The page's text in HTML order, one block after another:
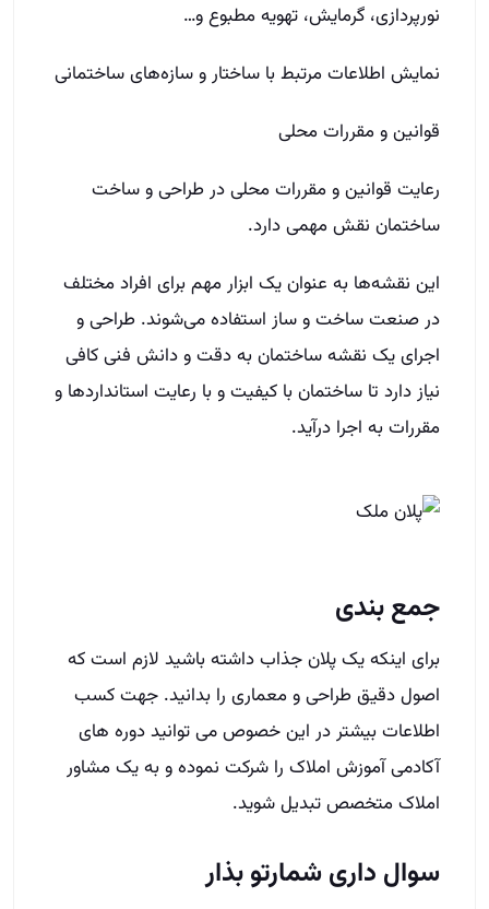
نورپردازی، گرمایش، تهویه مطبوع و…
نمایش اطلاعات مرتبط با ساختار و سازه‌های ساختمانی
قوانین و مقررات محلی
رعایت قوانین و مقررات محلی در طراحی و ساخت
ساختمان نقش مهمی دارد.
این نقشه‌ها به عنوان یک ابزار مهم برای افراد مختلف
در صنعت ساخت و ساز استفاده می‌شوند. طراحی و
اجرای یک نقشه ساختمان به دقت و دانش فنی کافی
نیاز دارد تا ساختمان با کیفیت و با رعایت استانداردها و
مقررات به اجرا درآید.
جمع بندی
برای اینکه یک پلان جذاب داشته باشید لازم است که
اصول دقیق طراحی و معماری را بدانید. جهت کسب
اطلاعات بیشتر در این خصوص می توانید دوره های
آکادمی آموزش املاک را شرکت نموده و به یک مشاور
املاک متخصص تبدیل شوید.
سوال داری شمارتو بذار